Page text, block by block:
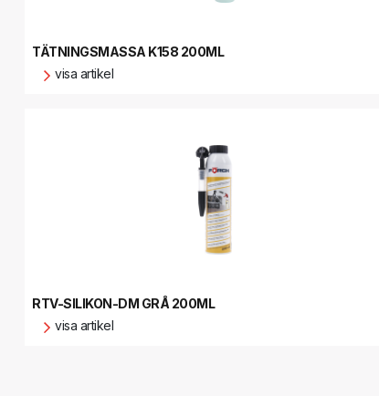
TÄTNINGSMASSA K158 200ML
visa artikel
RTV-SILIKON-DM GRÅ 200ML
visa artikel